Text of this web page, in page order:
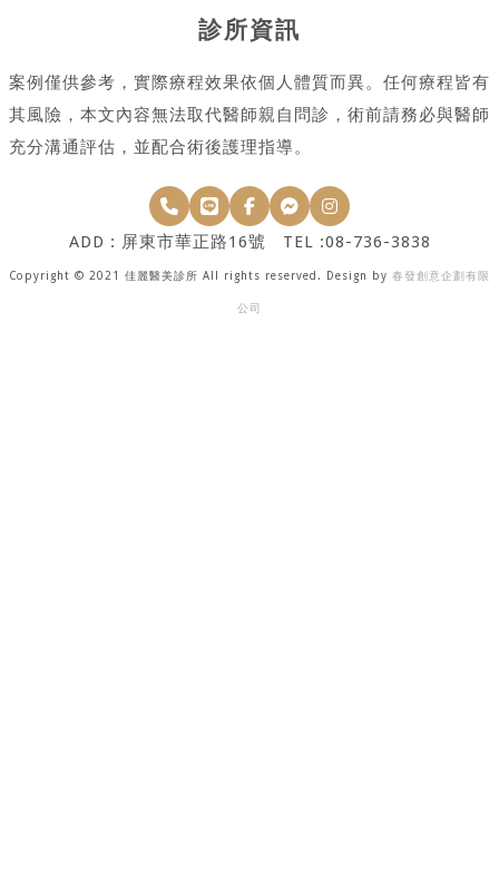
診所資訊
案例僅供參考，實際療程效果依個人體質而異。任何療程皆有
其風險，本文內容無法取代醫師親自問診，術前請務必與醫師
充分溝通評估，並配合術後護理指導。
ADD : 屏東市華正路16號 TEL :08-736-3838
Copyright © 2021 佳麗醫美診所 All rights reserved. Design by 春發創意企劃有限
公司